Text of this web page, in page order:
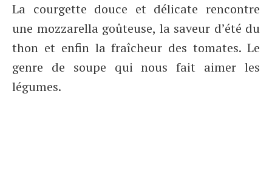
La courgette douce et délicate rencontre
une mozzarella goûteuse, la saveur d’été du
thon et enfin la fraîcheur des tomates. Le
genre de soupe qui nous fait aimer les
légumes.